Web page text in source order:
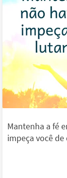
Mantenha a fé
impeça você